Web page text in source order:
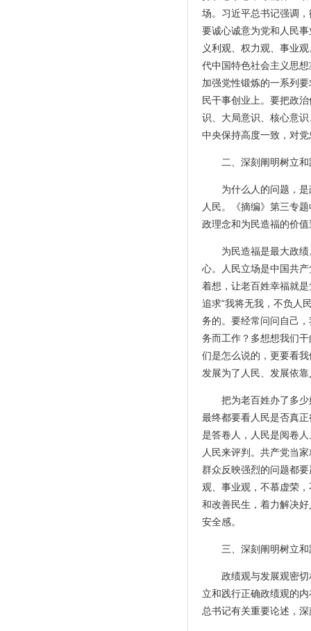
场。习近平总书记强调
要诚心诚意为党和人民
义利观、权力观、事业
代中国特色社会主义思
加强党性锻炼的一系列
民干事创业上。要把政
识、大局意识、核心意
中央保持高度一致，对
二、深刻阐明树立
为什么人的问题，
人民。《摘编》第三专
政理念和为民造福的价
为民造福是最大政
心。人民立场是中国共
着想，让老百姓幸福就
追求“我将无我，不负人
务的。要经常问问自己
务而工作？多想想我们
们是怎么说的，更要看
发展为了人民、发展依
把为老百姓办了多
最终都要看人民是否真
是答卷人，人民是阅卷
人民来评判。共产党当
群众反映强烈的问题都
观、事业观，不慕虚荣
和改善民生，着力解决
安全感。
三、深刻阐明树立
政绩观与发展观密
立和践行正确政绩观的
总书记有关重要论述，